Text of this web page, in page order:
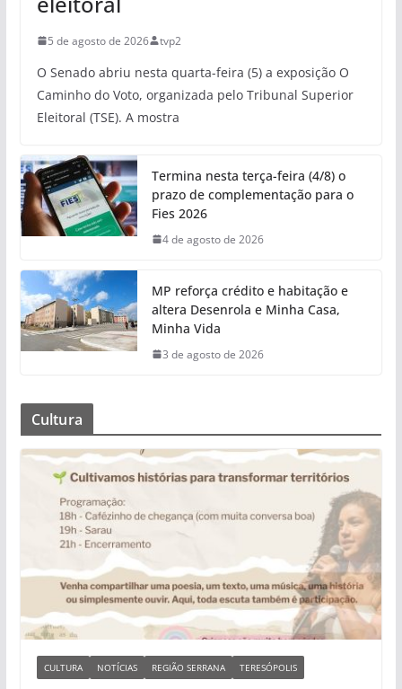
5 de agosto de 2026 tvp2
O Senado abriu nesta quarta-feira (5) a exposição O
Caminho do Voto, organizada pelo Tribunal Superior
Eleitoral (TSE). A mostra
Termina nesta terça-feira (4/8) o
prazo de complementação para o
Fies 2026
4 de agosto de 2026
MP reforça crédito e habitação e
altera Desenrola e Minha Casa,
Minha Vida
3 de agosto de 2026
Cultura
CULTURA NOTÍCIAS REGIÃO SERRANA TERESÓPOLIS